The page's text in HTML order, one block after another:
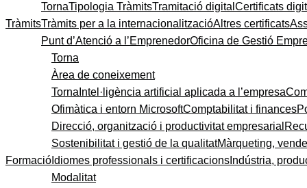
Tràmits
TornaTipologia TràmitsTramitació digital Certificats
Tràmits per a la internacionalitzacióAltres certificats
Punt d’Atenció a l’EmprenedorOficina de Gestió
Formació
Torna
Àrea de coneixement
Torna Intel·ligència artificial aplicada a l’empresa
Ofimàtica i entorn MicrosoftComptabilitat i finances
Direcció, organització i productivitat empresarial
Sostenibilitat i gestió de la qualitatMàrqueting,
Idiomes professionals i certificacions Indústria,
Modalitat